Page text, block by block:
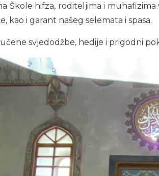
Škole hifza, roditeljima i
kao i garant našeg selemata i spasa.
svjedodžbe, hedije i prigodni